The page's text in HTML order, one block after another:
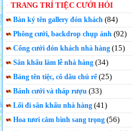
TRANG TRÍ TIỆC CƯỚI HỎI
Bàn ký tên gallery đón khách (84)
Phông cưới, backdrop chụp ảnh (92)
Cổng cưới đón khách nhà hàng (15)
Sân khấu làm lễ nhà hàng (34)
Bảng tên tiệc, cô dâu chú rể(25)
Bánh cưới và tháp rượu (33)
Lối đi sân khấu nhà hàng (41)
Hoa tươi cắm bình sang trọng (56)